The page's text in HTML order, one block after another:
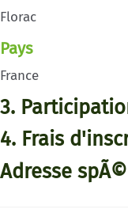
Florac
Pays
France
3.
4. Frais
Adresse